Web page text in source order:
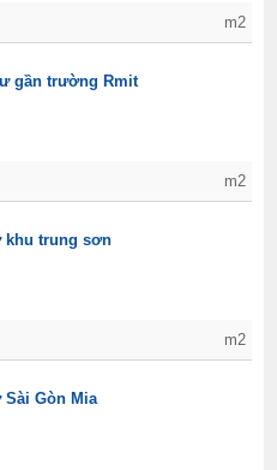
m2
m2
gần trường Rmit
m2
khu trung sơn
Sài Gòn Mia